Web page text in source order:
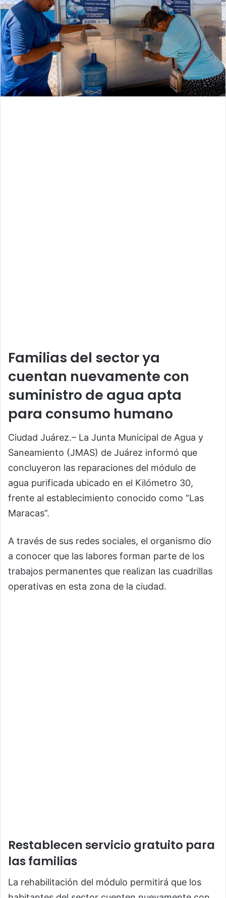
Familias del sector ya
cuentan nuevamente con
suministro de agua apta
para consumo humano
Ciudad Juárez.– La Junta Municipal de Agua y
Saneamiento (JMAS) de Juárez informó que
concluyeron las reparaciones del módulo de
agua purificada ubicado en el Kilómetro 30,
frente al establecimiento conocido como “Las
Maracas”.
A través de sus redes sociales, el organismo dio
a conocer que las labores forman parte de los
trabajos permanentes que realizan las cuadrillas
operativas en esta zona de la ciudad.
Restablecen servicio gratuito para
las familias
La rehabilitación del módulo permitirá que los